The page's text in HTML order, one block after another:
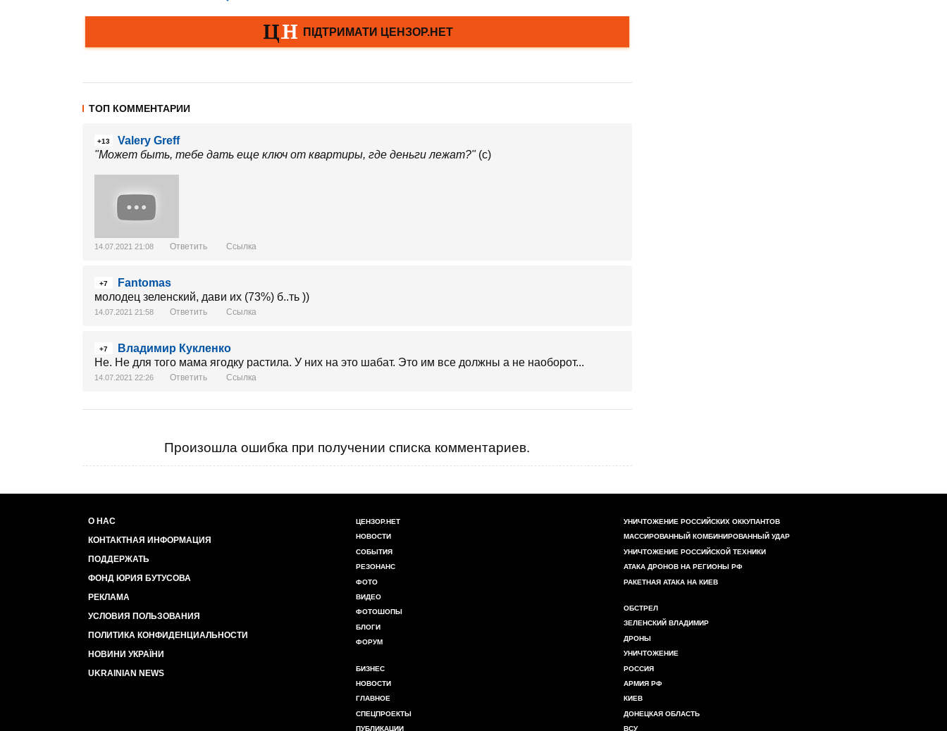
ТОП КОММЕНТАРИИ
+13
Valery Greff
"Может быть, тебе дать еще ключ от квартиры, где деньги лежат?"(с)
14.07.2021 21:08 Ответить Ссылка
+7
Fantomas
молодец зеленский, дави их (73%) б..ть ))
14.07.2021 21:58 Ответить Ссылка
+7
Владимир Кукленко
Не. Не для того мама ягодку растила. У них на это шабат. Это им все должны а не наоборот...
14.07.2021 22:26 Ответить Ссылка
Произошла ошибка при получении списка комментариев.
О НАС
КОНТАКТНАЯ ИНФОРМАЦИЯ
ПОДДЕРЖАТЬ
ФОНД ЮРИЯ БУТУСОВА
РЕКЛАМА
УСЛОВИЯ ПОЛЬЗОВАНИЯ
ПОЛИТИКА КОНФИДЕНЦИАЛЬНОСТИ
НОВИНИ УКРАЇНИ
UKRAINIAN NEWS
ЦЕНЗОР.НЕТ
НОВОСТИ
СОБЫТИЯ
РЕЗОНАНС
ФОТО
ВИДЕО
ФОТОШОПЫ
БЛОГИ
ФОРУМ
БИЗНЕС
НОВОСТИ
ГЛАВНОЕ
СПЕЦПРОЕКТЫ
ПУБЛИКАЦИИ
УНИЧТОЖЕНИЕ РОССИЙСКИХ ОККУПАНТОВ
МАССИРОВАННЫЙ КОМБИНИРОВАННЫЙ УДАР
УНИЧТОЖЕНИЕ РОССИЙСКОЙ ТЕХНИКИ
АТАКА ДРОНОВ НА РЕГИОНЫ РФ
РАКЕТНАЯ АТАКА НА КИЕВ
ОБСТРЕЛ
ЗЕЛЕНСКИЙ ВЛАДИМИР
ДРОНЫ
УНИЧТОЖЕНИЕ
РОССИЯ
АРМИЯ РФ
КИЕВ
ДОНЕЦКАЯ ОБЛАСТЬ
ВСУ